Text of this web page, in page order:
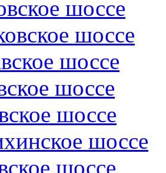
шоссе
шоссе
шоссе
шоссе
шоссе
шоссе
шоссе